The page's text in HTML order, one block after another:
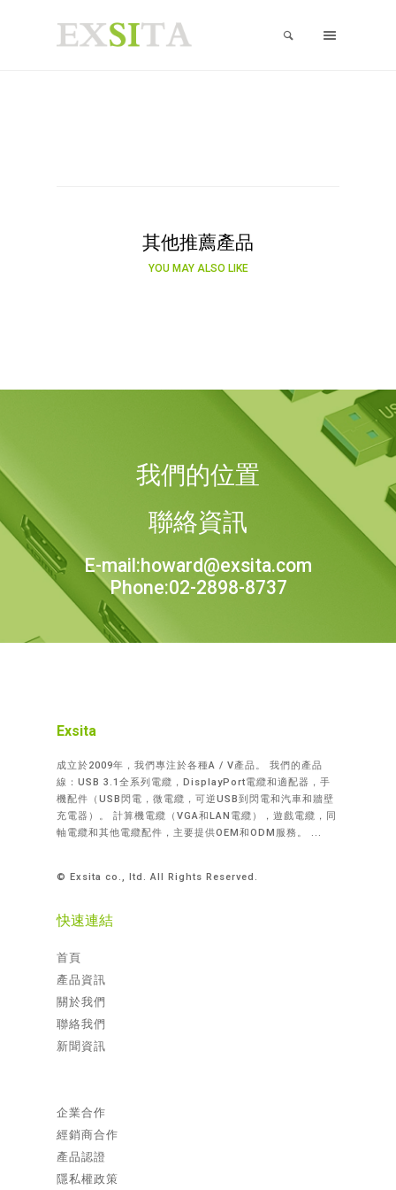
其他推薦產品
YOU MAY ALSO LIKE
我們的位置
聯絡資訊
E-mail:howard@exsita.com
Phone:02-2898-8737
Exsita
成立於2009年，我們專注於各種A / V產品。 我們的產品
線：USB 3.1全系列電纜，DisplayPort電纜和適配器，手
機配件（USB閃電，微電纜，可逆USB到閃電和汽車和牆壁
充電器）。 計算機電纜（VGA和LAN電纜），遊戲電纜，同
軸電纜和其他電纜配件，主要提供OEM和ODM服務。 ...
© Exsita co., ltd. All Rights Reserved.
快速連結
首頁
產品資訊
關於我們
聯絡我們
新聞資訊
企業合作
經銷商合作
產品認證
隱私權政策